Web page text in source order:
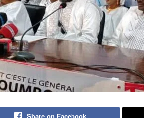
Share on Facebook